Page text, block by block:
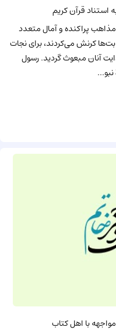
قرآن کریم
پراکنده و آمال متعدد
بت‌ها کرنش می‌کردند، برای نجات
آنان مبعوث گردید. رسول
با اهل كتاب